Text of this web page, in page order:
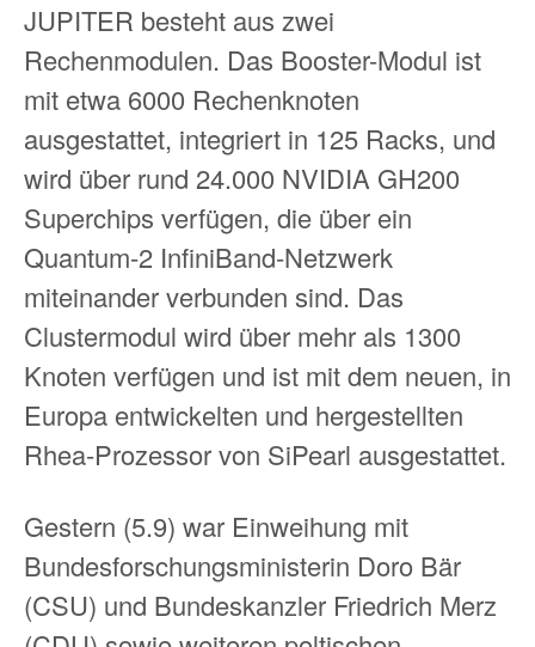
JUPITER besteht aus zwei
Rechenmodulen. Das Booster-Modul ist
mit etwa 6000 Rechenknoten
ausgestattet, integriert in 125 Racks, und
wird über rund 24.000 NVIDIA GH200
Superchips verfügen, die über ein
Quantum-2 InfiniBand-Netzwerk
miteinander verbunden sind. Das
Clustermodul wird über mehr als 1300
Knoten verfügen und ist mit dem neuen, in
Europa entwickelten und hergestellten
Rhea-Prozessor von SiPearl ausgestattet.
Gestern (5.9) war Einweihung mit
Bundesforschungsministerin Doro Bär
(CSU) und Bundeskanzler Friedrich Merz